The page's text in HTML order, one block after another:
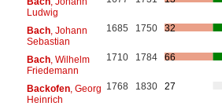
Ludwig
Bach, Johann
Sebastian
1685 1750 32
Bach, Wilhelm
Friedemann
1710 1784 66
Backofen, Georg
Heinrich
1768 1830 27